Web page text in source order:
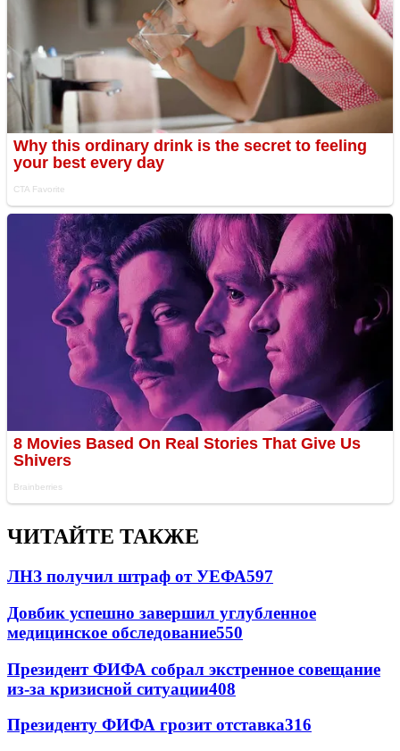
ЧИТАЙТЕ ТАКЖЕ
ЛНЗ получил штраф от УЕФА597
Довбик успешно завершил углубленное
медицинское обследование550
Президент ФИФА собрал экстренное совещание
из-за кризисной ситуации408
Президенту ФИФА грозит отставка316